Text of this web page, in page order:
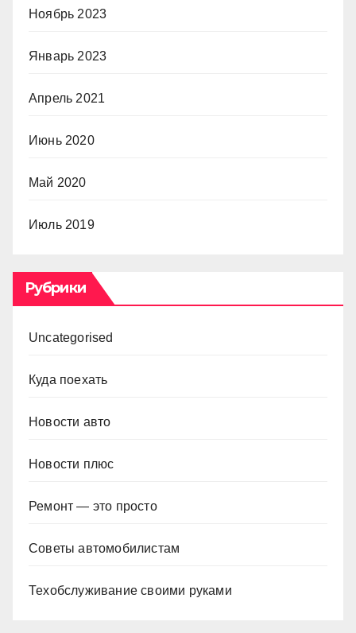
Ноябрь 2023
Январь 2023
Апрель 2021
Июнь 2020
Май 2020
Июль 2019
Рубрики
Uncategorised
Куда поехать
Новости авто
Новости плюс
Ремонт — это просто
Советы автомобилистам
Техобслуживание своими руками